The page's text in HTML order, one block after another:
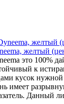
желтый
это 100%
к
кусок
имеет
Данный